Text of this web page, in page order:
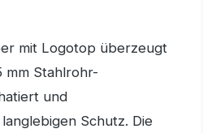
mit Logotop überzeugt
mm Stahlrohr-
und
Schutz. Die